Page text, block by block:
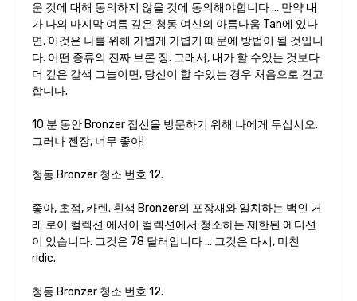
운 것에 대해 동의하지 않을 것에 동의해야합니다 … 만약 내
가 나의 마지막 여름 깊은 청동 여신의 아름다움 Tan에 있다
면, 이것은 나를 위해 가볍게 가볍기 때문에 방법이 될 것입니
다. 어떤 종류의 진짜 브론 징. 그래서, 내가 할 수있는 것보다
더 깊은 갈색 그늘이면, 당신이 할 수있는 경우 처음으로 견고
합니다.
10 분 동안 Bronzer 접선을 방문하기 위해 나에게 두십시오.
그러나 젠장, 너무 좋아!
청동 Bronzer 청소 번호 12.
좋아, 초점, 카렌. 흰색 Bronzer의 포장재와 일치하는 백인 거
래 로이 컬렉션 에서이 컬렉션에서 청소하는 제한된 에디션
이 있습니다. 그것은 78 달러입니다 … 그것은 다시, 미친
ridic.
청동 Bronzer 청소 번호 12.